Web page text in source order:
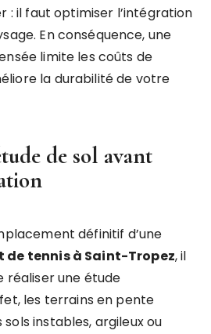
: il faut optimiser l’intégration
En conséquence, une
limite les coûts de
la durabilité de votre
de sol avant
définitif d’une
tennis à Saint-Tropez, il
réaliser une étude
les terrains en pente
instables, argileux ou